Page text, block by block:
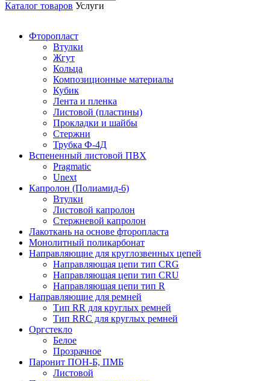
Каталог товаров Услуги
Фторопласт
Втулки
Жгут
Кольца
Композиционные материалы
Кубик
Лента и пленка
Листовой (пластины)
Прокладки и шайбы
Стержни
Трубка Ф-4Д
Вспененный листовой ПВХ
Pragmatic
Unext
Капролон (Полиамид-6)
Втулки
Листовой капролон
Стержневой капролон
Лакоткань на основе фторопласта
Монолитный поликарбонат
Направляющие для круглозвенных цепей
Направляющая цепи тип CRG
Направляющая цепи тип CRU
Направляющая цепи тип R
Направляющие для ремней
Тип RR для круглых ремней
Тип RRС для круглых ремней
Оргстекло
Белое
Прозрачное
Паронит ПОН-Б, ПМБ
Листовой